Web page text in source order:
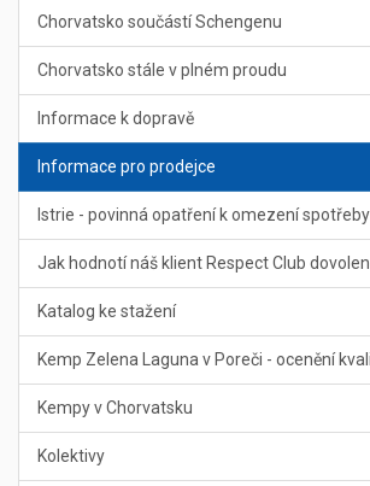
Chorvatsko součástí Schengenu
Chorvatsko stále v plném proudu
Informace k dopravě
Informace pro prodejce
Istrie - povinná opatření k omezení
Jak hodnotí náš klient Respect Club
Katalog ke stažení
Kemp Zelena Laguna v Poreči - ocenění
Kempy v Chorvatsku
Kolektivy